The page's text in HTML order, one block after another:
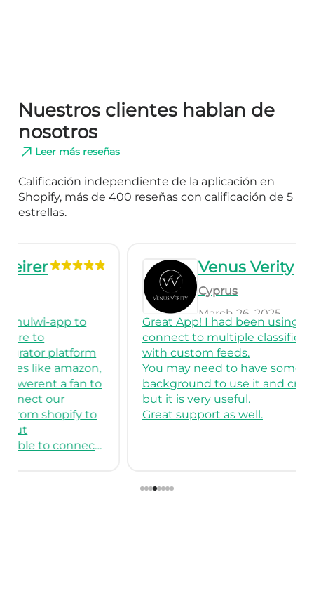
Nuestros clientes hablan de
nosotros
Leer más reseñas
Calificación independiente de la aplicación en
Shopify, más de 400 reseñas con calificación de 5
estrellas.
Venus Verity
March 26, 2025
Great App! I had been using it to
connect to multiple classified stores
with custom feeds.
You may need to have some tech
background to use it and create feeds,
but it is very useful.
Great support as well.
We
for